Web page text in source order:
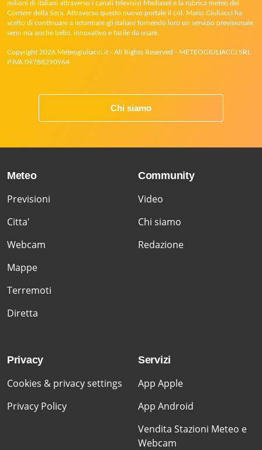
milioni di italiani attraverso i canali televisivi Mediaset e la rubrica meteo del
Corriere della Sera. Attraverso questo nuovo portale il col. Mario Giuliacci ha
scelto di continuare a informare gli italiani fornendo loro un servizio previsionale
serio ma anche bello, innovativo e facile da usare.
Copyright 2026 Meteogiuliacci.it - All Rights Reserved - METEOGIULIACCI SRL
P.IVA 09788290964
Chi siamo
Meteo
Previsioni
Citta'
Webcam
Mappe
Terremoti
Diretta
Community
Video
Chi siamo
Redazione
Privacy
Cookies & privacy settings
Privacy Policy
Servizi
App Apple
App Android
Vendita Stazioni Meteo e
Webcam